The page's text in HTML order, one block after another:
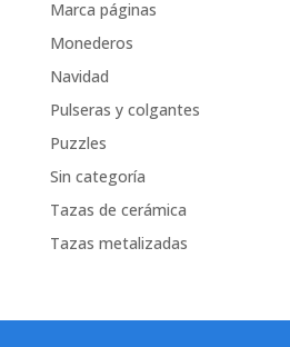
Marca páginas
Monederos
Navidad
Pulseras y colgantes
Puzzles
Sin categoría
Tazas de cerámica
Tazas metalizadas